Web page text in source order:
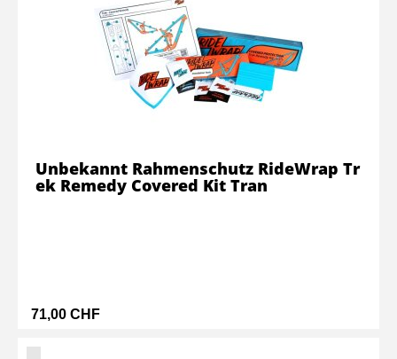
71,00 CHF
Unbekannt Rahmenschutz RideWrap Tr
ek Remedy Covered Kit Tran